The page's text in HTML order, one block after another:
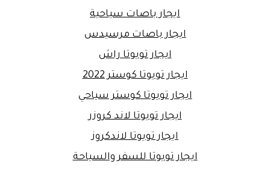
ايجار باصات سياحية
ايجار باصات مرسيدس
ايجار تويوتا راش
ايجار تويوتا كوستر 2022
ايجار تويوتا كوستر سياحي
ايجار تويوتا لاند كروزر
ايجار تويوتا لاندكروز
ايجار تويوتا للسفر والسياحة